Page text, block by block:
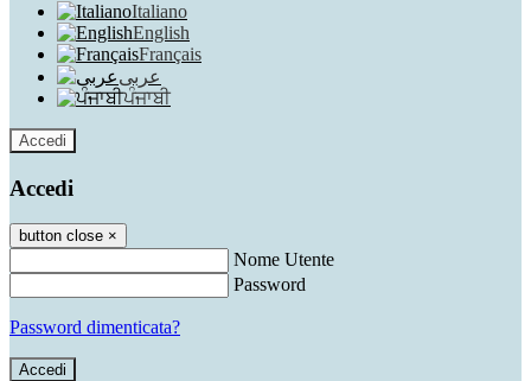
Italiano
English
Français
عربى
ਪੰਜਾਬੀ
Accedi
Accedi
button close ×
Nome Utente
Password
Password dimenticata?